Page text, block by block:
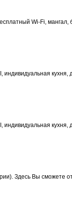
Wi-Fi, мангал,
кухня,
кухня,
Здесь Вы сможете